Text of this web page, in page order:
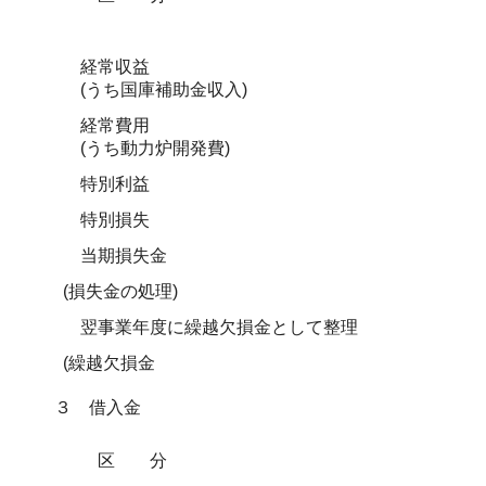
経常収益
(うち国庫補助金収入)
経常費用
(うち動力炉開発費)
特別利益
特別損失
当期損失金
(損失金の処理)
翌事業年度に繰越欠損金として整理
(繰越欠損金
３ 借入金
区分